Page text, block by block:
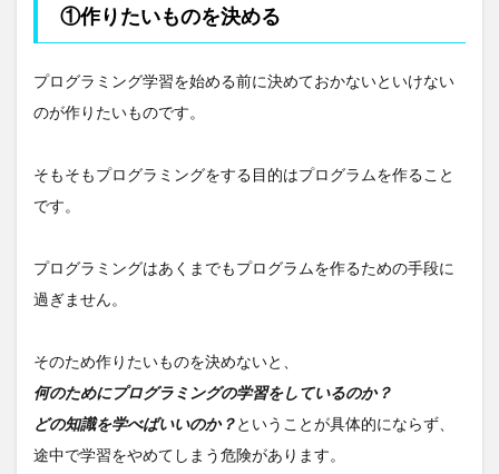
グラ
ムを
4.4
ムワー
クを学
⑤Web
を開発
4.6
⑥学
習し
た内
容を
アウ
①作りたいものを決める
プログラミング学習を始める前に決めておかないといけない
のが作りたいものです。
そもそもプログラミングをする目的はプログラムを作ること
です。
プログラミングはあくまでもプログラムを作るための手段に
過ぎません。
そのため作りたいものを決めないと、
何のためにプログラミングの学習をしているのか？
どの知識を学べばいいのか？ということが具体的にならず、
途中で学習をやめてしまう危険があります。